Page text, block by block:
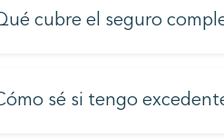
cubre el seguro
sé si tengo